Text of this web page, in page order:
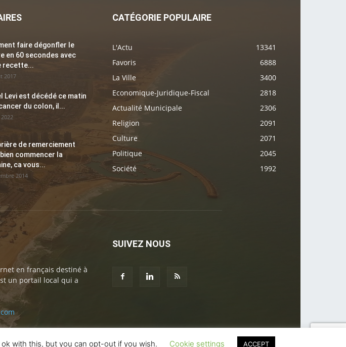
faire dégonfler le
en 60 secondes avec
recette...
2017
Levi est décédé ce matin
du colon, il...
de remerciement
commencer la
ca vous...
2014
CATÉGORIE POPULAIRE
L'Actu
13341
Favoris
6888
La Ville
3400
Economique-Juridique-Fiscal
2818
Actualité Municipale
2306
Religion
2091
Culture
2071
Politique
2045
Société
1992
en français destiné à
un portail local qui a
SUIVEZ NOUS
with this, but you can opt-out if you wish. Cookie settings ACCEPT